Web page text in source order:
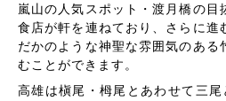
嵐山の人気スポット・渡月橋の目
食店が軒を連ねており、さらに進
だかのような神聖な雰囲気のある
むことができます。
高雄は槇尾・栂尾とあわせて三